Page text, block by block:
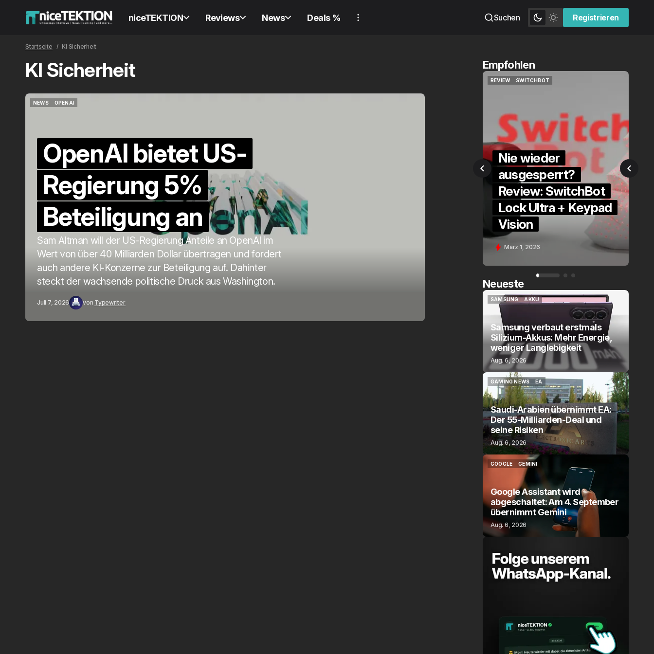
niceTEKTION Reviews News Deals % Suchen
Registrieren
Registrieren
Startseite KI Sicherheit
KI Sicherheit
NEWS
OPENAI
OpenAI bietet US-
Regierung 5%
Beteiligung an
Sam Altman will der US-Regierung Anteile an OpenAI im
Wert von über 40 Milliarden Dollar übertragen und fordert
auch andere KI-Konzerne zur Beteiligung auf. Dahinter
steckt der wachsende politische Druck aus Washington.
Juli 7, 2026 von Typewriter
Empfohlen
etwas! Review:
Samsung Galaxy
SmartTag 2
ausgesperrt?
Review: SwitchBot
Lock Ultra + Keypad
Die Alexa-
Alternative?
QuickCheck:
Assistant
Feb. 9, 2026
Neueste
SAMSUNG
SAMSUNG
AKKU
Samsung verbaut erstmals
Silizium-Akkus: Mehr Energie,
weniger Langlebigkeit
Aug. 6, 2026
GAMING NEWS
GAMING NEWS
EA
EA
Saudi-Arabien übernimmt EA:
Der 55-Milliarden-Deal und
seine Risiken
Aug. 6, 2026
GOOGLE
GEMINI
GEMINI
Google Assistant wird
abgeschaltet: Am 4. September
übernimmt Gemini
Aug. 6, 2026